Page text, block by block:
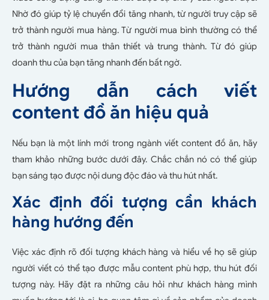
Nhờ đó giúp tỷ lệ chuyển đổi tăng nhanh, từ người truy cập sẽ
trở thành người mua hàng. Từ người mua bình thường có thể
trở thành người mua thân thiết và trung thành. Từ đó giúp
doanh thu của bạn tăng nhanh đến bất ngờ.
Hướng dẫn cách viết
content đồ ăn hiệu quả
Nếu bạn là một lính mới trong ngành viết content đồ ăn, hãy
tham khảo những bước dưới đây. Chắc chắn nó có thể giúp
bạn sáng tạo được nội dung độc đáo và thu hút nhất.
Xác định đối tượng cần khách
hàng hướng đến
Việc xác định rõ đối tượng khách hàng và hiểu về họ sẽ giúp
người viết có thể tạo được mẫu content phù hợp, thu hút đối
tượng này. Hãy đặt ra những câu hỏi như khách hàng mình